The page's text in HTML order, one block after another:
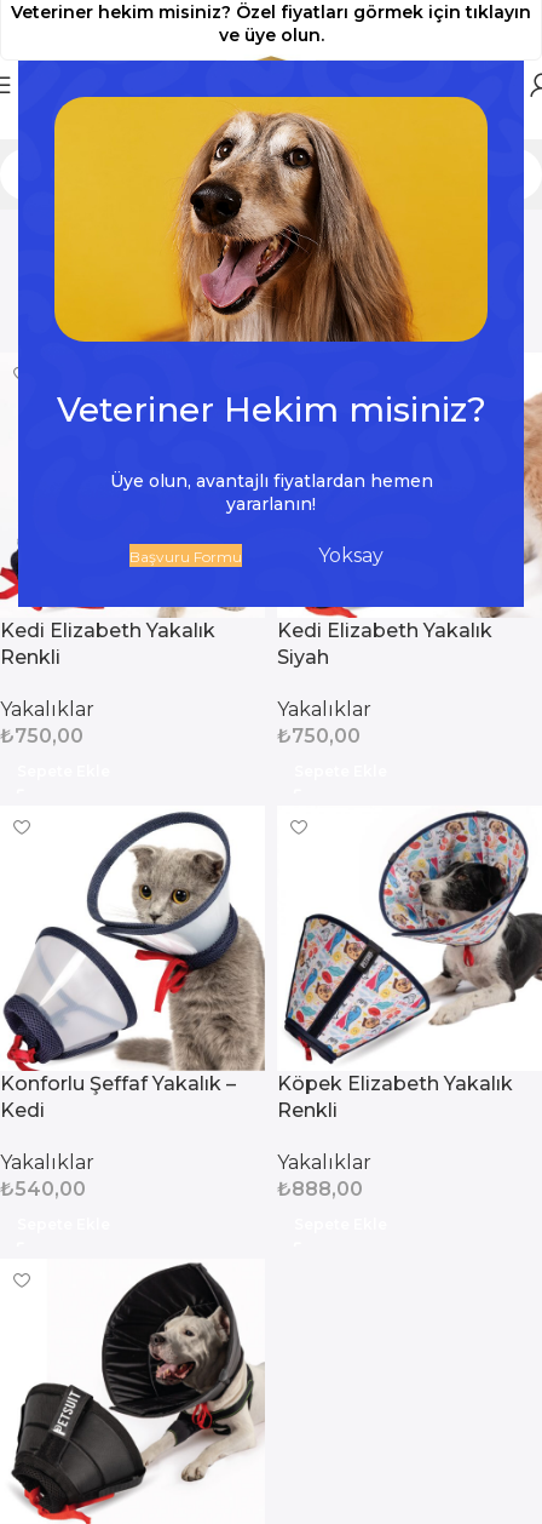
Veteriner Hekim misiniz?
Üye olun, avantajlı fiyatlardan hemen
yararlanın!
Başvuru Formu Yoksay
Veteriner hekim misiniz? Özel fiyatları görmek için tıklayın
ve üye olun.
Petsuit Elizabeth Yakalık
Modelleri
Kedi Elizabeth Yakalık
Renkli
Yakalıklar
₺750,00
Kedi Elizabeth Yakalık
Siyah
Yakalıklar
₺750,00
Konforlu Şeffaf Yakalık –
Kedi
Yakalıklar
₺540,00
Köpek Elizabeth Yakalık
Renkli
Yakalıklar
₺888,00